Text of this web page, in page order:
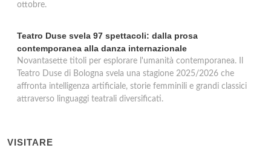
ottobre.
Teatro Duse svela 97 spettacoli: dalla prosa
contemporanea alla danza internazionale
Novantasette titoli per esplorare l'umanità contemporanea. Il
Teatro Duse di Bologna svela una stagione 2025/2026 che
affronta intelligenza artificiale, storie femminili e grandi classici
attraverso linguaggi teatrali diversificati.
VISITARE